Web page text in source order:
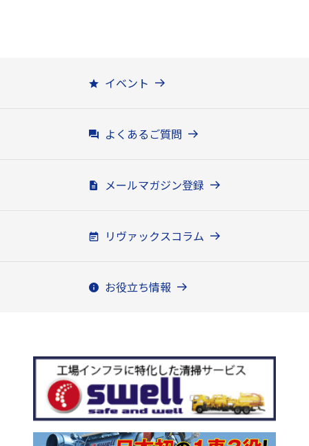
イベント
よくあるご質問
メールマガジン登録
リヴァックスコラム
お役立ち情報